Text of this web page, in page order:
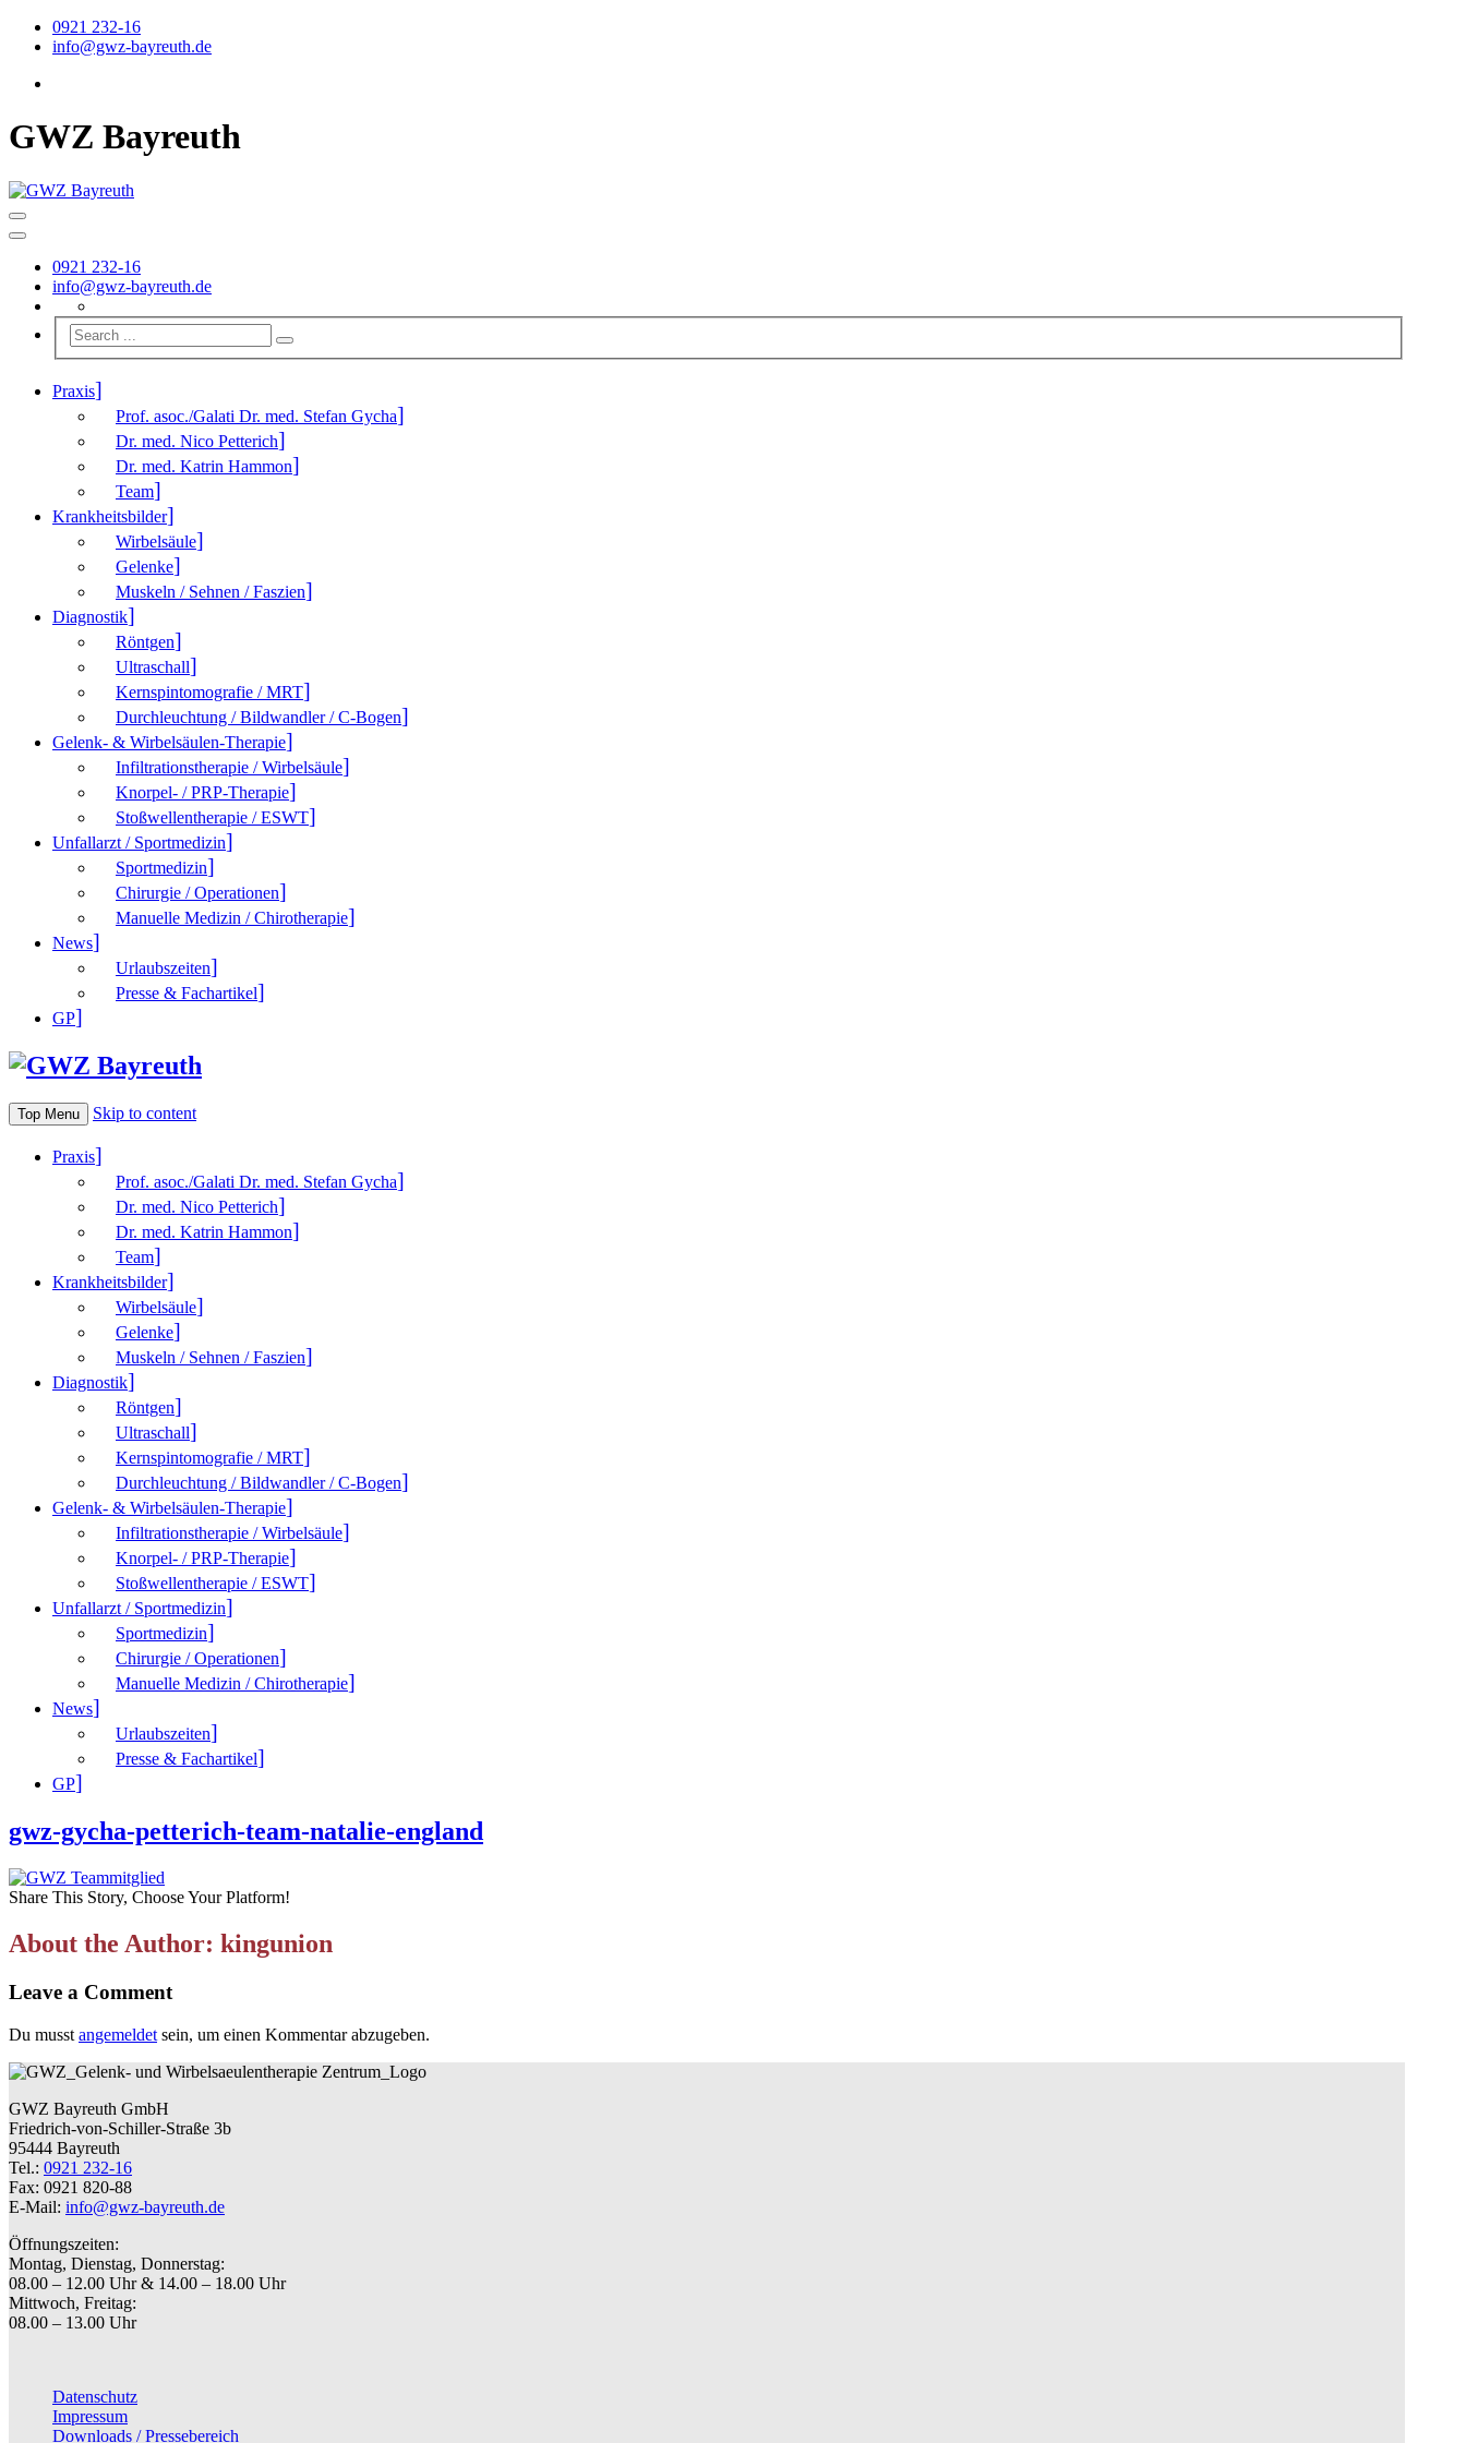
0921 232-16
info@gwz-bayreuth.de
GWZ Bayreuth
0921 232-16
info@gwz-bayreuth.de
Praxis
Prof. asoc./Galati Dr. med. Stefan Gycha
Dr. med. Nico Petterich
Dr. med. Katrin Hammon
Team
Krank­heitsbilder
Wirbelsäule
Gelenke
Muskeln / Sehnen / Faszien
Diagnostik
Röntgen
Ultraschall
Kernspintomografie / MRT
Durchleuchtung / Bildwandler / C-Bogen
Gelenk- & Wirbelsäulen-Therapie
Infiltrationstherapie / Wirbelsäule
Knorpel- / PRP-Therapie
Stoßwellentherapie / ESWT
Unfallarzt / Sportmedizin
Sportmedizin
Chirurgie / Operationen
Manuelle Medizin / Chirotherapie
News
Urlaubszeiten
Presse & Fachartikel
GP
Top Menu Skip to content
Praxis
Prof. asoc./Galati Dr. med. Stefan Gycha
Dr. med. Nico Petterich
Dr. med. Katrin Hammon
Team
Krank­heitsbilder
Wirbelsäule
Gelenke
Muskeln / Sehnen / Faszien
Diagnostik
Röntgen
Ultraschall
Kernspintomografie / MRT
Durchleuchtung / Bildwandler / C-Bogen
Gelenk- & Wirbelsäulen-Therapie
Infiltrationstherapie / Wirbelsäule
Knorpel- / PRP-Therapie
Stoßwellentherapie / ESWT
Unfallarzt / Sportmedizin
Sportmedizin
Chirurgie / Operationen
Manuelle Medizin / Chirotherapie
News
Urlaubszeiten
Presse & Fachartikel
GP
gwz-gycha-petterich-team-natalie-england
Share This Story, Choose Your Platform!
About the Author: kingunion
Leave a Comment
Du musst angemeldet sein, um einen Kommentar abzugeben.
GWZ Bayreuth GmbH
Friedrich-von-Schiller-Straße 3b
95444 Bayreuth
Tel.: 0921 232-16
Fax: 0921 820-88
E-Mail: info@gwz-bayreuth.de
Öffnungszeiten:
Montag, Dienstag, Donnerstag:
08.00 – 12.00 Uhr & 14.00 – 18.00 Uhr
Mittwoch, Freitag:
08.00 – 13.00 Uhr
Datenschutz
Impressum
Downloads / Pressebereich